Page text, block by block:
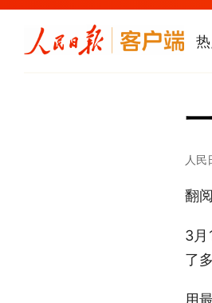
人民
翻
3月
了
用